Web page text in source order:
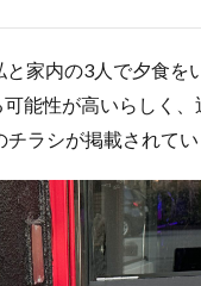
家内の3人で夕食を
能性が高いらしく
ラシが掲載されてい